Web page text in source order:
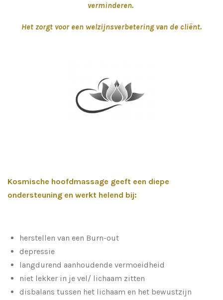
verminderen.
Het zorgt voor een welzijnsverbetering van de cliënt.
Kosmische hoofdmassage geeft een diepe
ondersteuning en werkt helend bij:
herstellen van een Burn-out
depressie
langdurend aanhoudende vermoeidheid
niet lekker in je vel/ lichaam zitten
disbalans tussen het lichaam en het bewustzijn